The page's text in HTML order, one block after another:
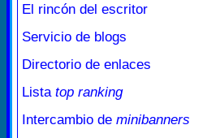
El rincón del escritor
Servicio de blogs
Directorio de enlaces
Lista top ranking
Intercambio de minibanners